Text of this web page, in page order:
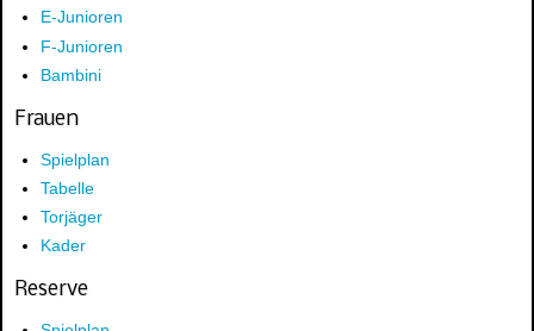
E-Junioren
F-Junioren
Bambini
Frauen
Spielplan
Tabelle
Torjäger
Kader
Reserve